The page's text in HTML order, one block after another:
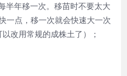
半年移一次。移苗时不要太大
一点，移一次就会快速大一次
以改用常规的成株土了）；